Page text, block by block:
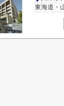
東海道・